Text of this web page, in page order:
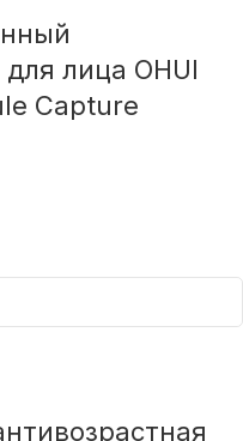
лица OHUI
Capture